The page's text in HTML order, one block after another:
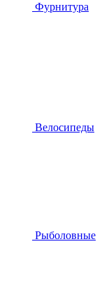
Фурнитура
Велосипеды
Рыболовные